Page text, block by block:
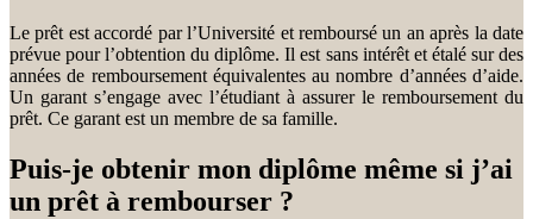
Le prêt est accordé par l’Université et remboursé un an après la date
prévue pour l’obtention du diplôme. Il est sans intérêt et étalé sur des
années de remboursement équivalentes au nombre d’années d’aide.
Un garant s’engage avec l’étudiant à assurer le remboursement du
prêt. Ce garant est un membre de sa famille.
Puis-je obtenir mon diplôme même si j’ai
un prêt à rembourser ?